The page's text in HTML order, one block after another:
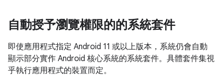
自動授予瀏覽權限的的系統套件
即使應用程式指定 Android 11 或以上版本，系統仍會自動
顯示部分實作 Android 核心系統的系統套件。具體套件集視
乎執行應用程式的裝置而定。